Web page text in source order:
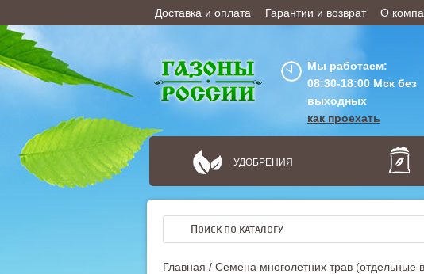
Доставка и оплата Гарантии и возврат О
ОФОРМИТЬ ЗАКАЗ
Мы работаем:
08:30-18:00 Мск без
выходных
как проехать
УДОБРЕНИЯ
Главная / Семена многолетних трав (отдельные